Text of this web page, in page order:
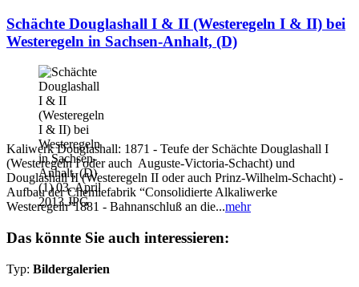
Schächte Douglashall I & II (Westeregeln I & II) bei
Westeregeln in Sachsen-Anhalt, (D)
Kaliwerk Douglashall: 1871 - Teufe der Schächte Douglashall I
(Westeregeln I oder auch Auguste-Victoria-Schacht) und
Douglashall II (Westeregeln II oder auch Prinz-Wilhelm-Schacht) -
Aufbau der Chemiefabrik “Consolidierte Alkaliwerke
Westeregeln”1881 - Bahnanschluß an die...mehr
Das könnte Sie auch interessieren:
Typ: Bildergalerien